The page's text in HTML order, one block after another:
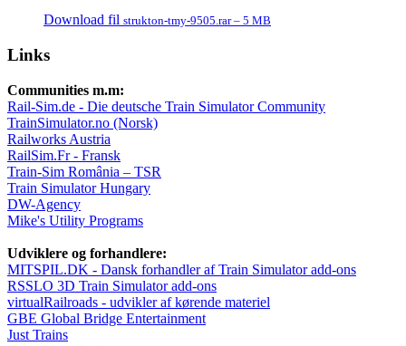
Download fil strukton-tmy-9505.rar – 5 MB
Links
Communities m.m:
Rail-Sim.de - Die deutsche Train Simulator Community
TrainSimulator.no (Norsk)
Railworks Austria
RailSim.Fr - Fransk
Train-Sim România – TSR
Train Simulator Hungary
DW-Agency
Mike's Utility Programs
Udviklere og forhandlere:
MITSPIL.DK - Dansk forhandler af Train Simulator add-ons
RSSLO 3D Train Simulator add-ons
virtualRailroads - udvikler af kørende materiel
GBE Global Bridge Entertainment
Just Trains